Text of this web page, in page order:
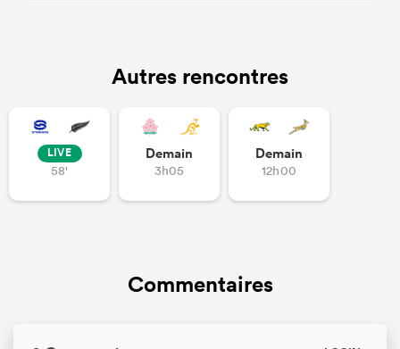
Autres rencontres
LIVE
58'
Demain
3h05
Demain
12h00
Commentaires